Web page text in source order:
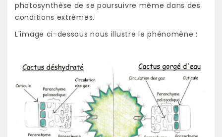
photosynthèse de se poursuivre même dans des
conditions extrêmes.
L'image ci-dessous nous illustre le phénomène :